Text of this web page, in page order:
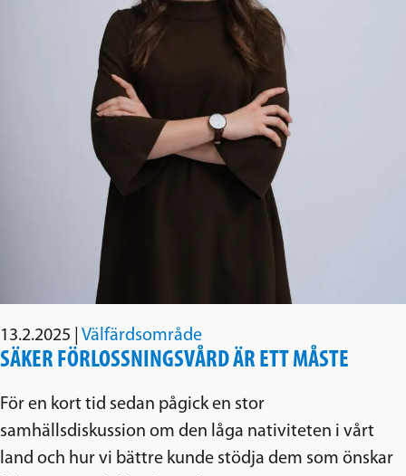
13.2.2025 Välfärdsområde
SÄKER FÖRLOSSNINGSVÅRD ÄR ETT MÅSTE
För en kort tid sedan pågick en stor
samhällsdiskussion om den låga nativiteten i vårt
land och hur vi bättre kunde stödja dem som önskar